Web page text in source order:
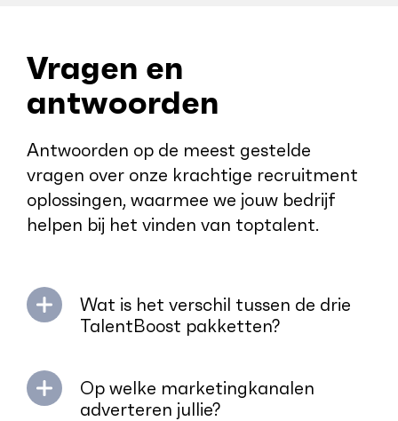
Vragen en
antwoorden
Antwoorden op de meest gestelde
vragen over onze krachtige recruitment
oplossingen, waarmee we jouw bedrijf
helpen bij het vinden van toptalent.
Wat is het verschil tussen de drie
TalentBoost pakketten?
Op welke marketingkanalen
adverteren jullie?